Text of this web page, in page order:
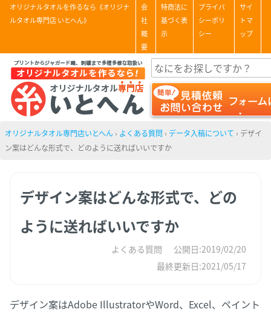
オリジナルタオルを作るなら《オリジナ
ルタオル専門店 いとへん》
会
社
概
要
特商法に
基づく表
示
プライバ
シーポリ
シー
サイ
トマ
ップ
オリジナルタオル専門店いとへん › よくある質問 › データ入稿について › デザイ
ン案はどんな形式で、どのように送ればいいですか
デザイン案はどんな形式で、どの
ように送ればいいですか
よくある質問
公開日:2019/02/20
最終更新日:2021/05/17
デザイン案はAdobe IllustratorやWord、Excel、ペイント